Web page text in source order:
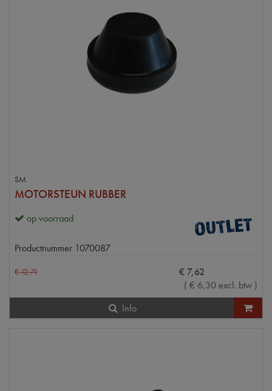
SM
MOTORSTEUN RUBBER
op voorraad
Productnummer 1070087
€12,71 € 7,62
( € 6,30 excl. btw )
Info